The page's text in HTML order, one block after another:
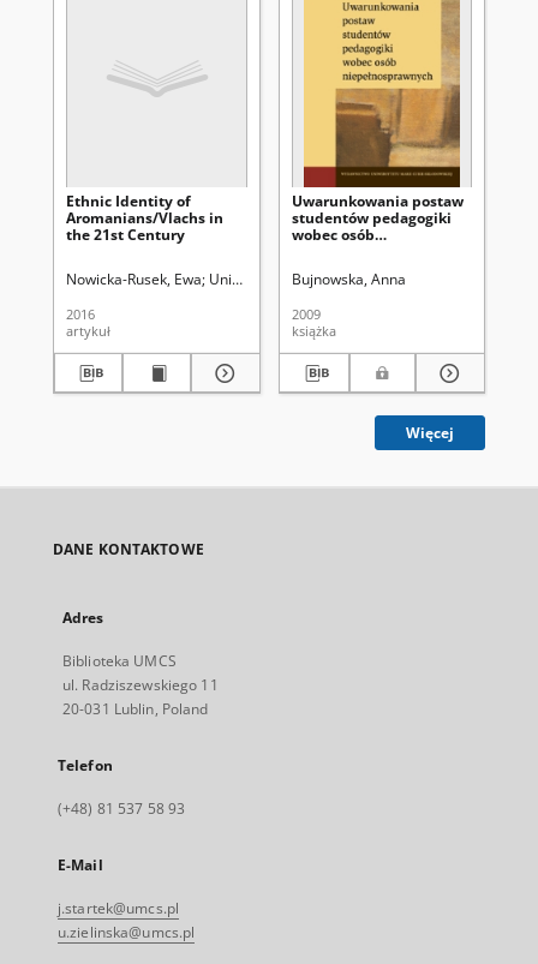
Ethnic Identity of
Aromanians/Vlachs in
the 21st Century
Nowicka-Rusek, Ewa Uniwersytet Marii Curie-Skłodowskiej (Lublin).
2016
artykuł
Uwarunkowania postaw
studentów pedagogiki
wobec osób
Bujnowska, Anna
2009
książka
Więcej
DANE KONTAKTOWE
Adres
Biblioteka UMCS
ul. Radziszewskiego 11
20-031 Lublin, Poland
Telefon
(+48) 81 537 58 93
E-Mail
j.startek@umcs.pl
u.zielinska@umcs.pl